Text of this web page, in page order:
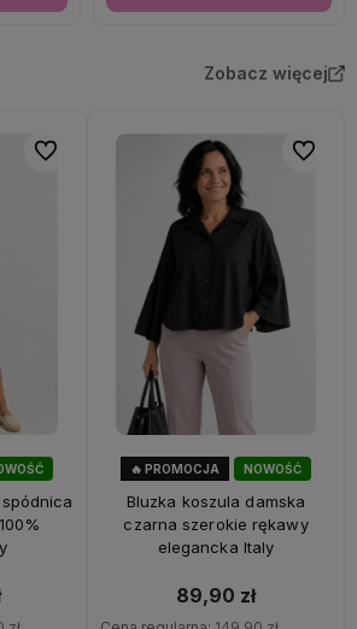
Zobacz więcej
Do ulubionych
NOWOŚĆ
🔥 PROMOCJA
Bluzka koszula damska
czarna szerokie rękawy
elegancka Italy
89,90 zł
Do